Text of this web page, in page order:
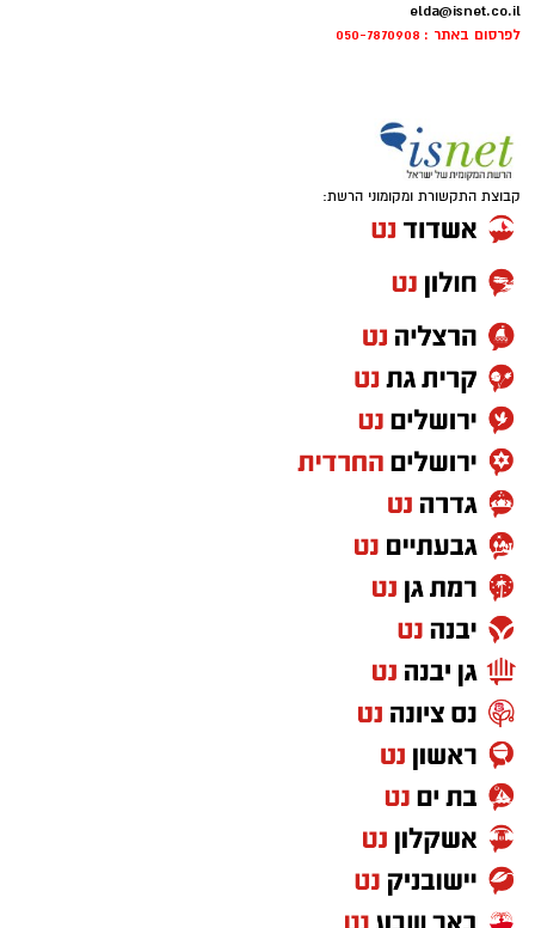
elda@isnet.co.il
לפרסום באתר : 050-7870908
קבוצת התקשורת ומקומוני הרשת: